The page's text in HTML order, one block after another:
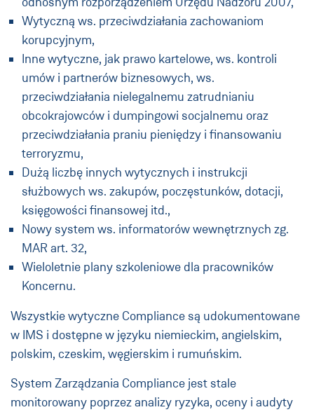
Wytyczną ws. przeciwdziałania zachowaniom
korupcyjnym,
Inne wytyczne, jak prawo kartelowe, ws. kontroli
umów i partnerów biznesowych, ws.
przeciwdziałania nielegalnemu zatrudnianiu
obcokrajowców i dumpingowi socjalnemu oraz
przeciwdziałania praniu pieniędzy i finansowaniu
terroryzmu,
Dużą liczbę innych wytycznych i instrukcji
służbowych ws. zakupów, poczęstunków, dotacji,
księgowości finansowej itd.,
Nowy system ws. informatorów wewnętrznych zg.
MAR art. 32,
Wieloletnie plany szkoleniowe dla pracowników
Koncernu.
Wszystkie wytyczne Compliance są udokumentowane
w IMS i dostępne w języku niemieckim, angielskim,
polskim, czeskim, węgierskim i rumuńskim.
System Zarządzania Compliance jest stale
monitorowany poprzez analizy ryzyka, oceny i audyty